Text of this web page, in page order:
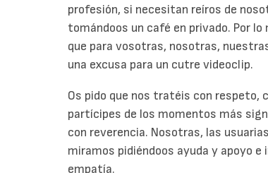
profesión, si necesitan reíros de
tomándoos un café en privado. Por
que para vosotras, nosotras,
una excusa para un cutre videoclip.
Os pido que nos tratéis con respeto,
partícipes de los momentos más
con reverencia. Nosotras, las
miramos pidiéndoos ayuda y apoyo
empatía.